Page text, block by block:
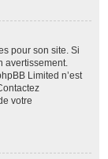
pour son site. Si
avertissement.
Limited n’est
votre